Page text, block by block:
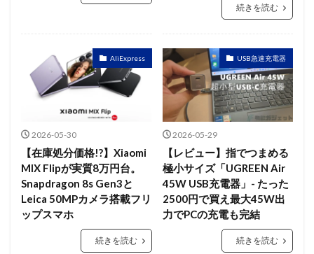
続きを読む
AliExpress
2026-05-30
【在庫処分価格!?】Xiaomi
MIX Flipが実質8万円台。
Snapdragon 8s Gen3と
Leica 50MPカメラ搭載フリ
ップスマホ
続きを読む
USB急速充電器
2026-05-29
【レビュー】指でつまめる
極小サイズ「UGREEN Air
45W USB充電器」- たった
2500円で買え最大45W出
力でPCの充電も完結
続きを読む